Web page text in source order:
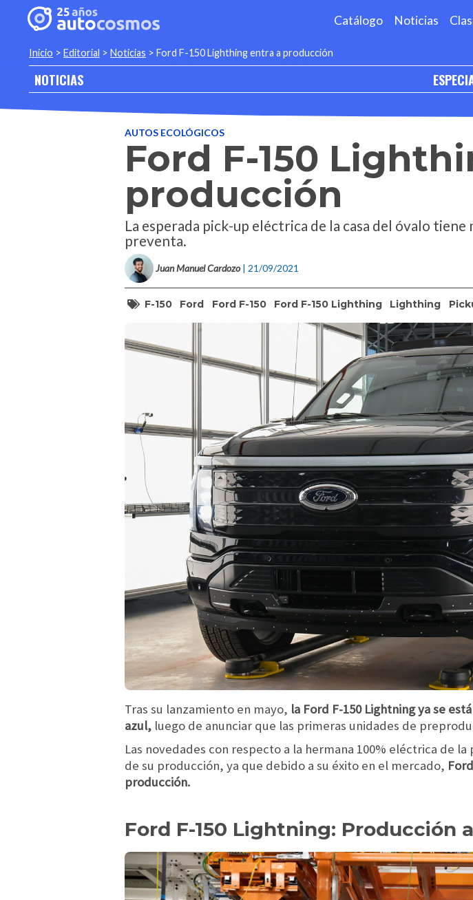
Catálogo Noticias
Inicio > Editorial > Noticias > Ford F-150 Lighthing entra a producción
NOTICIAS
AUTOS ECOLÓGICOS
Ford F-150
producción
La esperada pick-up eléctrica de la casa del óvalo
preventa.
Juan Manuel Cardozo | 21/09/2021
F-150 Ford Ford F-150 Ford F-150 Lighthing Lighthing
Tras su lanzamiento en mayo, la Ford F-150 Lightning ya se
azul, luego de anunciar que las primeras unidades de
Las novedades con respecto a la hermana 100% eléctrica de
de su producción, ya que debido a su éxito en el mercado,
producción.
Ford F-150 Lightning: Producción